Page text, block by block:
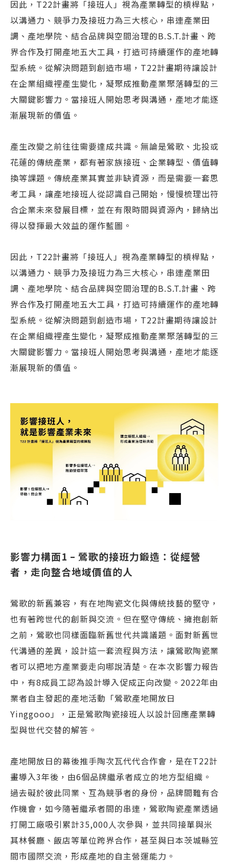
因此，T22計畫將「接班人」視為產業轉型的槓桿點，
以溝通力、競爭力及接班力為三大核心，串連產業田
調、產地學院、結合品牌與空間治理的B.S.T.計畫、跨
界合作及打開產地五大工具，打造可持續運作的產地轉
型系統。從解決問題到創造市場，T22計畫期待讓設計
在企業組織裡產生變化，凝聚成推動產業聚落轉型的三
大關鍵影響力。當接班人開始思考與溝通，產地才能逐
漸展現新的價值。
產生改變之前往往需要達成共識。無論是鶯歌、北投或
花蓮的傳統產業，都有著家族接班、企業轉型、價值轉
換等課題。傳統產業其實並非缺資源，而是需要一套思
考工具，讓產地接班人從認識自己開始，慢慢梳理出符
合企業未來發展目標，並在有限時間與資源內，歸納出
得以發揮最大效益的運作藍圖。
因此，T22計畫將「接班人」視為產業轉型的槓桿點，
以溝通力、競爭力及接班力為三大核心，串連產業田
調、產地學院、結合品牌與空間治理的B.S.T.計畫、跨
界合作及打開產地五大工具，打造可持續運作的產地轉
型系統。從解決問題到創造市場，T22計畫期待讓設計
在企業組織裡產生變化，凝聚成推動產業聚落轉型的三
大關鍵影響力。當接班人開始思考與溝通，產地才能逐
漸展現新的價值。
影響力構面1 – 鶯歌的接班力鍛造：從經營
者，走向整合地域價值的人
鶯歌的新舊兼容，有在地陶瓷文化與傳統技藝的堅守，
也有著跨世代的創新與交流。但在堅守傳統、擁抱創新
之前，鶯歌也同樣面臨新舊世代共識議題。面對新舊世
代溝通的差異，設計這一套流程與方法，讓鶯歌陶瓷業
者可以把地方產業要走向哪說清楚。在本次影響力報告
中，有8成員工認為設計導入促成正向改變。2022年由
業者自主發起的產地活動「鶯歌產地開放日
Yinggooo」，正是鶯歌陶瓷接班人以設計回應產業轉
型與世代交替的解答。
產地開放日的幕後推手陶次瓦代代合作會，是在T22計
畫導入3年後，由6個品牌繼承者成立的地方型組織。
過去礙於彼此同業、互為競爭者的身份，品牌間難有合
作機會，如今隨著繼承者間的串連，鶯歌陶瓷產業透過
打開工廠吸引累計35,000人次參與，並共同接單與米
其林餐廳、飯店等單位跨界合作，甚至與日本茨城縣笠
間市國際交流，形成產地的自主營運能力。